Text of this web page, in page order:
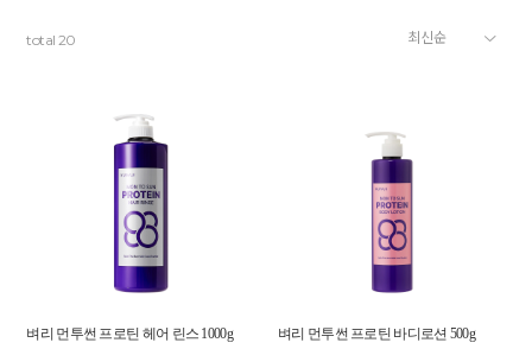
total 20
벼리 먼투썬 프로틴 헤어 린스 1000g 벼리 먼투썬 프로틴 바디로션 500g